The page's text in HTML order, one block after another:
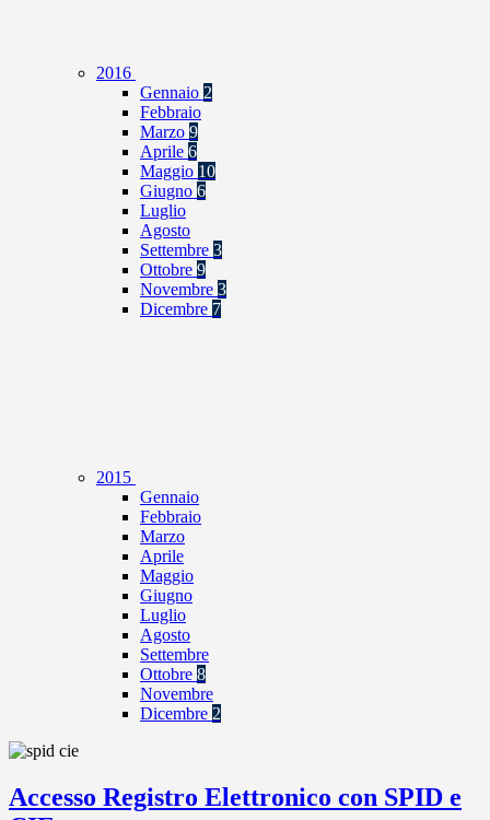
2016
Gennaio 2
Febbraio
Marzo 9
Aprile 6
Maggio 10
Giugno 6
Luglio
Agosto
Settembre 3
Ottobre 9
Novembre 3
Dicembre 7
2015
Gennaio
Febbraio
Marzo
Aprile
Maggio
Giugno
Luglio
Agosto
Settembre
Ottobre 8
Novembre
Dicembre 2
Accesso Registro Elettronico con SPID e